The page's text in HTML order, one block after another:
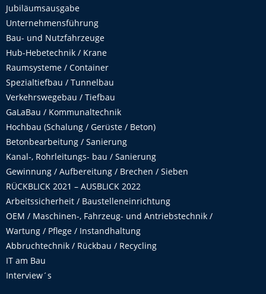
Jubiläumsausgabe
Unternehmensführung
Bau- und Nutzfahrzeuge
Hub-Hebetechnik / Krane
Raumsysteme / Container
Spezialtiefbau / Tunnelbau
Verkehrswegebau / Tiefbau
GaLaBau / Kommunaltechnik
Hochbau (Schalung / Gerüste / Beton)
Betonbearbeitung / Sanierung
Kanal-, Rohrleitungs- bau / Sanierung
Gewinnung / Aufbereitung / Brechen / Sieben
RÜCKBLICK 2021 – AUSBLICK 2022
Arbeitssicherheit / Baustelleneinrichtung
OEM / Maschinen-, Fahrzeug- und Antriebstechnik /
Wartung / Pflege / Instandhaltung
Abbruchtechnik / Rückbau / Recycling
IT am Bau
Interview´s